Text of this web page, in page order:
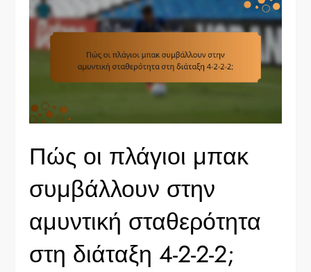
Πώς οι πλάγιοι μπακ
συμβάλλουν στην
αμυντική σταθερότητα
στη διάταξη 4-2-2-2;